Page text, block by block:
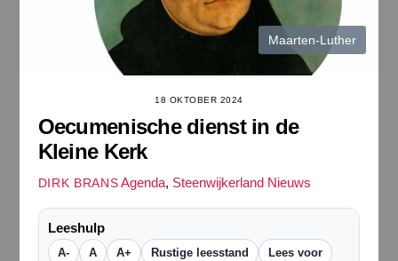
Maarten-Luther
18 OKTOBER 2024
Oecumenische dienst in de
Kleine Kerk
DIRK BRANS Agenda, Steenwijkerland Nieuws
Leeshulp
A- A A+ Rustige leesstand Lees voor